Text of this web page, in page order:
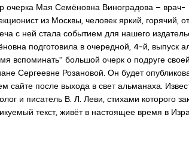
очерка Мая Семёновна Виноградова – врач-
из Москвы, человек яркий, горячий,
с ней стала событием для нашего
подготовила в очередной, 4-й, выпуск
вспоминать” большой очерк о подруге
Сергеевне Розановой. Он будет
сайте после выхода в свет альманаха.
и писатель В. Л. Леви, стихами которого
текст, живёт в настоящее время в